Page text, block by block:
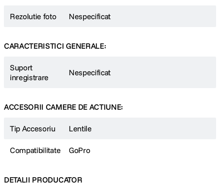
Rezolutie foto Nespecificat
CARACTERISTICI GENERALE:
Suport
inregistrare
Nespecificat
ACCESORII CAMERE DE ACTIUNE:
Tip Accesoriu Lentile
Compatibilitate GoPro
DETALII PRODUCATOR